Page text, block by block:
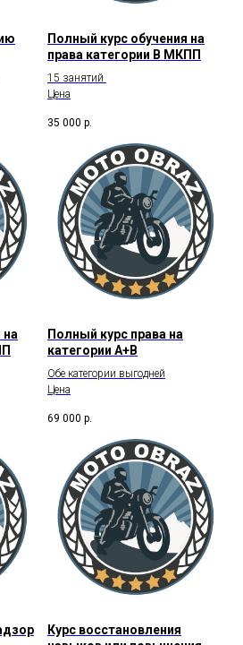
Полный курс обучения на
права категории В МКПП
15 занятий
Цена
35 000 р.
на
Полный курс права на
категории А+В
Обе категории выгодней
Цена
69 000 р.
Курс восстановления